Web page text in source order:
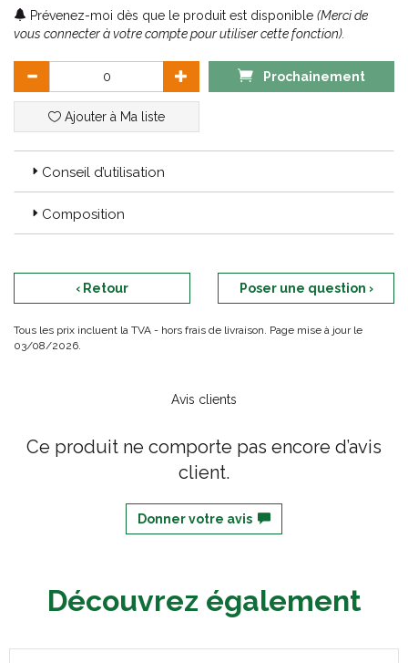
Améliore l'aspect du contour de l'œil. Corrige les rides et
Convient au contour des lèvres.
Prévenez-moi dès que le produit est disponible (Merci de
vous connecter à votre compte pour utiliser cette fonction).
Prochainement
Ajouter à Ma liste
Conseil d’utilisation
Composition
‹ Retour Poser une question ›
Tous les prix incluent la TVA - hors frais de livraison. Page mise à jour le
03/08/2026.
Avis clients
Ce produit ne comporte pas encore d’avis
client.
Donner votre avis
Découvrez également